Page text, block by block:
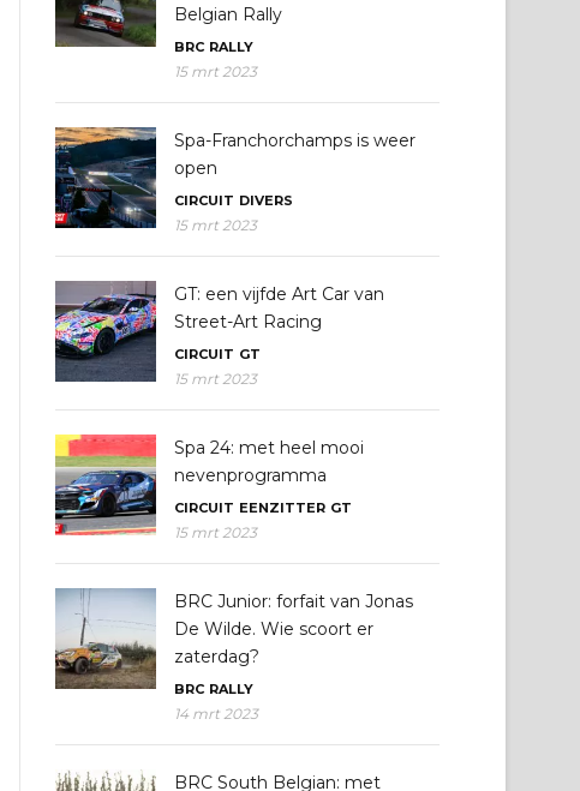
Belgian Rally
BRC RALLY
15 mrt 2023
Spa-Franchorchamps is weer
open
CIRCUIT DIVERS
15 mrt 2023
GT: een vijfde Art Car van
Street-Art Racing
CIRCUIT GT
15 mrt 2023
Spa 24: met heel mooi
nevenprogramma
CIRCUIT EENZITTER GT
15 mrt 2023
BRC Junior: forfait van Jonas
De Wilde. Wie scoort er
zaterdag?
BRC RALLY
14 mrt 2023
BRC South Belgian: met